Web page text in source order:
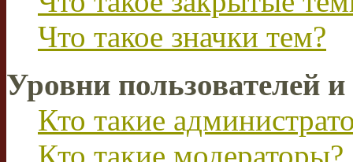
Что такое значки тем?
Уровни пользователей
Кто такие
Кто такие модераторы?